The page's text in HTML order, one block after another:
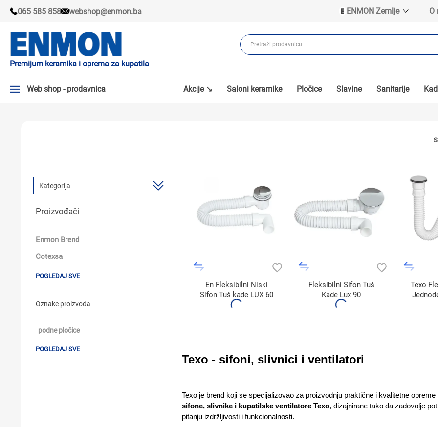
065 585 858 webshop@enmon.ba
ENMON Zemlje
ENMON BIH
ENMON MKD
O
Premijum keramika i oprema za kupatila
Web shop - prodavnica
TUŠEVI
BOJLERI
LAJSNE ZA PLOČICE
ODVOD VODE
KUPATILSKA GALANTERIJA
Akcije ↘ Saloni keramike Pločice Slavine Sanitarije
En Fleksibilni Niski
Sifon Tuš kade LUX 60
Fleksibilni Sifon Tuš
Kade Lux 90
Texo
Texo - sifoni, slivnici i ventilatori
Texo je brend koji se specijalizovao za proizvodnju praktične i kvalitetne
sifone, slivnike i kupatilske ventilatore Texo, dizajnirane tako da zadovolje
pitanju izdržljivosti i funkcionalnosti.
Kategorija
Proizvođači
Enmon Brend
Cotexsa
POGLEDAJ SVE
Oznake proizvoda
podne pločice
POGLEDAJ SVE